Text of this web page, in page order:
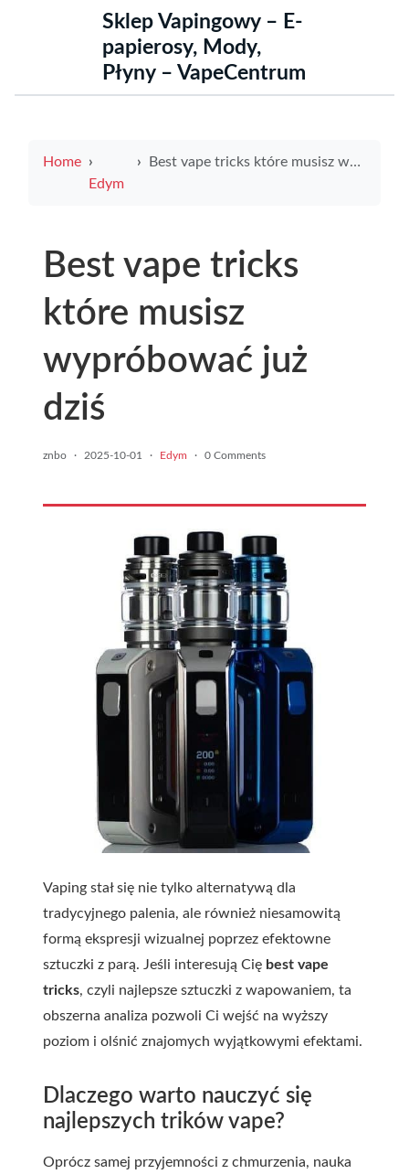
Sklep Vapingowy – E-
papierosy, Mody,
Płyny – VapeCentrum
Home
Edym
Best vape tricks które musisz wypróbować już dziś
Best vape tricks
które musisz
wypróbować już
dziś
znbo · 2025-10-01 · Edym · 0 Comments
Vaping stał się nie tylko alternatywą dla
tradycyjnego palenia, ale również niesamowitą
formą ekspresji wizualnej poprzez efektowne
sztuczki z parą. Jeśli interesują Cię best vape
tricks, czyli najlepsze sztuczki z wapowaniem, ta
obszerna analiza pozwoli Ci wejść na wyższy
poziom i olśnić znajomych wyjątkowymi efektami.
Dlaczego warto nauczyć się
najlepszych trików vape?
Oprócz samej przyjemności z chmurzenia, nauka